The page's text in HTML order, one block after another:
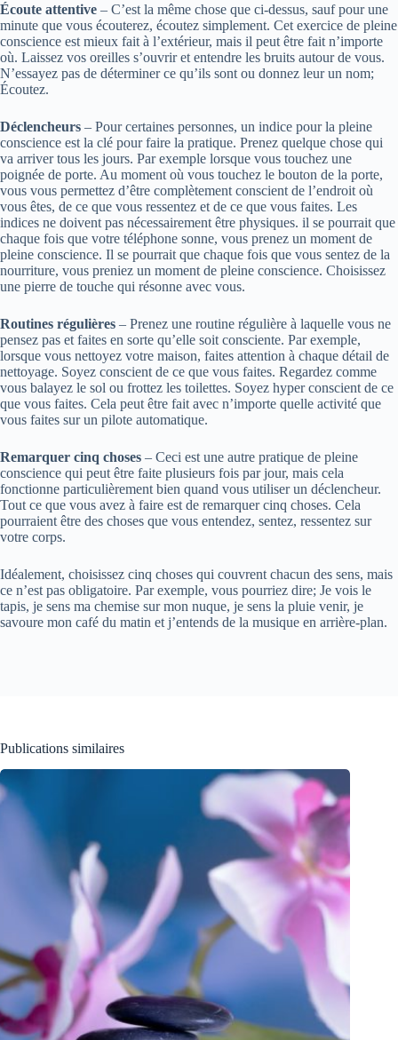
Écoute attentive – C’est la même chose que ci-dessus, sauf pour une
minute que vous écouterez, écoutez simplement. Cet exercice de pleine
conscience est mieux fait à l’extérieur, mais il peut être fait n’importe
où. Laissez vos oreilles s’ouvrir et entendre les bruits autour de vous.
N’essayez pas de déterminer ce qu’ils sont ou donnez leur un nom;
Écoutez.
Déclencheurs – Pour certaines personnes, un indice pour la pleine
conscience est la clé pour faire la pratique. Prenez quelque chose qui
va arriver tous les jours. Par exemple lorsque vous touchez une
poignée de porte. Au moment où vous touchez le bouton de la porte,
vous vous permettez d’être complètement conscient de l’endroit où
vous êtes, de ce que vous ressentez et de ce que vous faites. Les
indices ne doivent pas nécessairement être physiques. il se pourrait que
chaque fois que votre téléphone sonne, vous prenez un moment de
pleine conscience. Il se pourrait que chaque fois que vous sentez de la
nourriture, vous preniez un moment de pleine conscience. Choisissez
une pierre de touche qui résonne avec vous.
Routines régulières – Prenez une routine régulière à laquelle vous ne
pensez pas et faites en sorte qu’elle soit consciente. Par exemple,
lorsque vous nettoyez votre maison, faites attention à chaque détail de
nettoyage. Soyez conscient de ce que vous faites. Regardez comme
vous balayez le sol ou frottez les toilettes. Soyez hyper conscient de ce
que vous faites. Cela peut être fait avec n’importe quelle activité que
vous faites sur un pilote automatique.
Remarquer cinq choses – Ceci est une autre pratique de pleine
conscience qui peut être faite plusieurs fois par jour, mais cela
fonctionne particulièrement bien quand vous utiliser un déclencheur.
Tout ce que vous avez à faire est de remarquer cinq choses. Cela
pourraient être des choses que vous entendez, sentez, ressentez sur
votre corps.
Idéalement, choisissez cinq choses qui couvrent chacun des sens, mais
ce n’est pas obligatoire. Par exemple, vous pourriez dire; Je vois le
tapis, je sens ma chemise sur mon nuque, je sens la pluie venir, je
savoure mon café du matin et j’entends de la musique en arrière-plan.
Publications similaires